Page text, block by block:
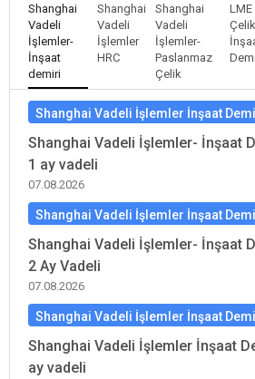
Shanghai
Vadeli
İşlemler-
İnşaat
demiri
Shanghai
Vadeli
İşlemler
HRC
Shanghai
Vadeli
İşlemler-
Paslanmaz
Çelik
LME
Çelik
Shanghai Vadeli İşlemler İnşaat
Shanghai Vadeli İşlemler- İnşaat
1 ay vadeli
07.08.2026
Shanghai Vadeli İşlemler İnşaat
Shanghai Vadeli İşlemler- İnşaat
2 Ay Vadeli
07.08.2026
Shanghai Vadeli İşlemler İnşaat
Shanghai Vadeli İşlemler İnşaat
ay vadeli